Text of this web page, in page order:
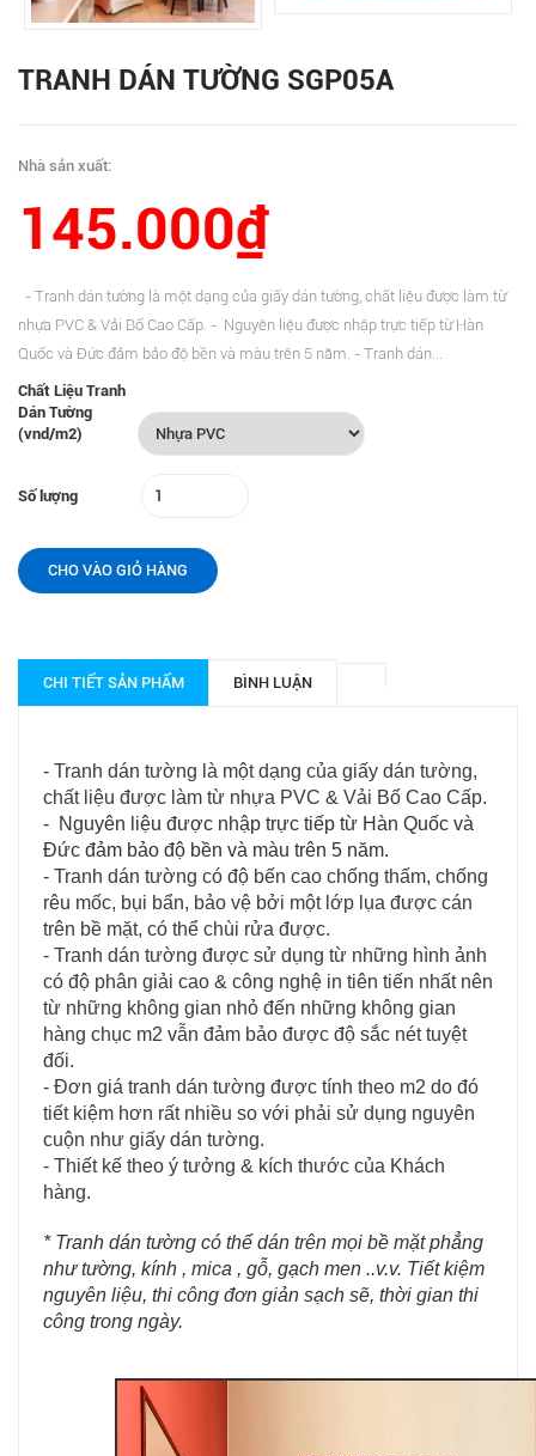
TRANH DÁN TƯỜNG SGP05A
Nhà sản xuất:
145.000₫
- Tranh dán tường là một dạng của giấy dán tường, chất liệu được làm từ
nhựa PVC & Vải Bố Cao Cấp. - Nguyên liệu được nhập trực tiếp từ Hàn
Quốc và Đức đảm bảo độ bền và màu trên 5 năm. - Tranh dán...
Chất Liệu Tranh
Dán Tường
(vnd/m2)
Số lượng
CHO VÀO GIỎ HÀNG
CHI TIẾT SẢN PHẨM BÌNH LUẬN
- Tranh dán tường là một dạng của giấy dán tường,
chất liệu được làm từ nhựa PVC & Vải Bố Cao Cấp.
- Nguyên liệu được nhập trực tiếp từ Hàn Quốc và
Đức đảm bảo độ bền và màu trên 5 năm.
- Tranh dán tường có độ bến cao chống thấm, chống
rêu mốc, bụi bẩn, bảo vệ bởi một lớp lụa được cán
trên bề mặt, có thể chùi rửa được.
- Tranh dán tường được sử dụng từ những hình ảnh
có độ phân giải cao & công nghệ in tiên tiến nhất nên
từ những không gian nhỏ đến những không gian
hàng chục m2 vẫn đảm bảo được độ sắc nét tuyệt
đối.
- Đơn giá tranh dán tường được tính theo m2 do đó
tiết kiệm hơn rất nhiều so với phải sử dụng nguyên
cuộn như giấy dán tường.
- Thiết kế theo ý tưởng & kích thước của Khách
hàng.
* Tranh dán tường có thể dán trên mọi bề mặt phẳng
như tường, kính , mica , gỗ, gạch men ..v.v. Tiết kiệm
nguyên liệu, thi công đơn giản sạch sẽ, thời gian thi
công trong ngày.